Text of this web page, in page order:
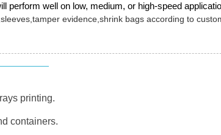
perform well on low, medium, or high-speed
evidence,shrink bags according to
printing.
containers.